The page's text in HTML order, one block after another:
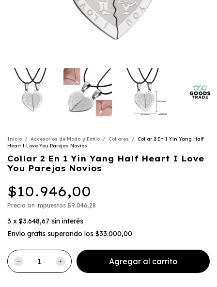
Inicio / Accesorios de Moda y Estilo / Collares /
Collar 2 En 1 Yin Yang Half
Heart I Love You Parejas Novios
Collar 2 En 1 Yin Yang Half Heart I Love
You Parejas Novios
$10.946,00
Precio sin impuestos $9.046,28
3 x $3.648,67 sin interés
Envío gratis superando los $33.000,00